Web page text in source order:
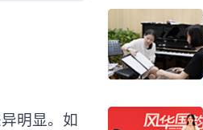
明显。如